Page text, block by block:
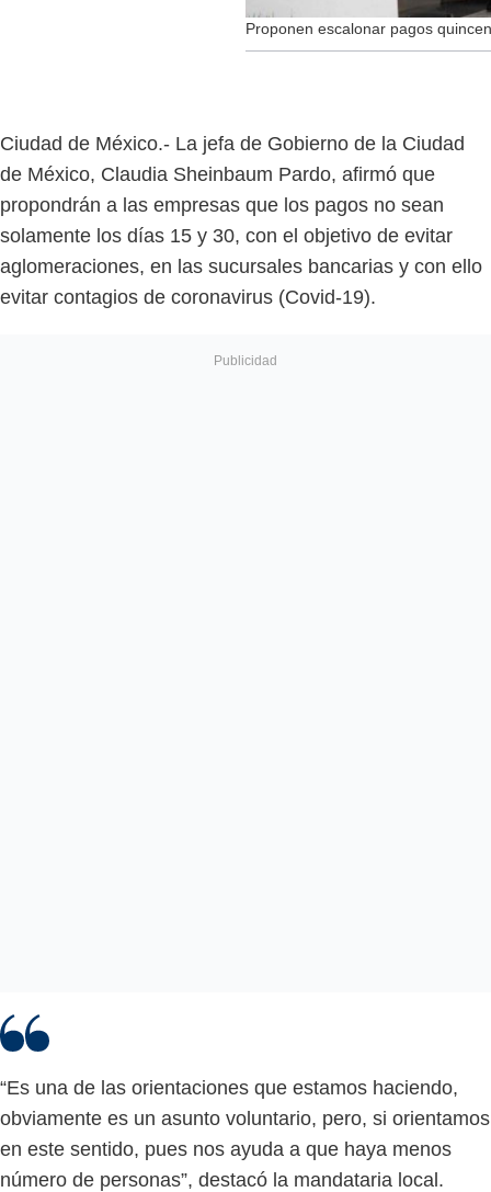
Proponen escalonar pagos
Ciudad de México.- La jefa de Gobierno de la Ciudad
de México, Claudia Sheinbaum Pardo, afirmó que
propondrán a las empresas que los pagos no sean
solamente los días 15 y 30, con el objetivo de evitar
aglomeraciones, en las sucursales bancarias y con ello
evitar contagios de coronavirus (Covid-19).
“Es una de las orientaciones que estamos haciendo,
obviamente es un asunto voluntario, pero, si orientamos
en este sentido, pues nos ayuda a que haya menos
número de personas”, destacó la mandataria local.